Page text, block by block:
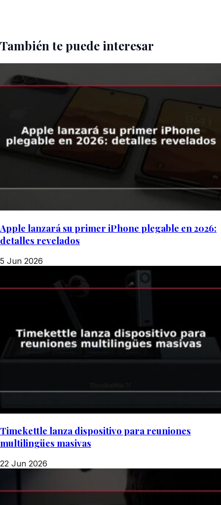
También te puede interesar
Apple lanzará su primer iPhone plegable en 2026:
detalles revelados
5 Jun 2026
Timekettle lanza dispositivo para reuniones
multilingües masivas
22 Jun 2026